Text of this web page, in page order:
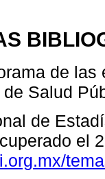
de
Salud
de
el